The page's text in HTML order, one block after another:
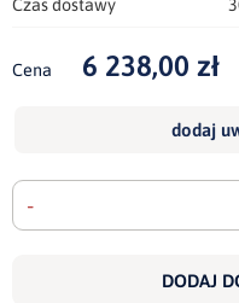
Czas dostawy
Cena 6 238,00 zł
dodaj
-
DODAJ